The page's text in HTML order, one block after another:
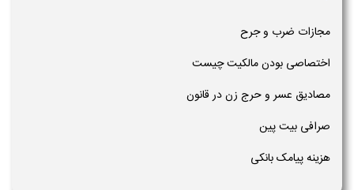
مجازات ضرب و جرح
اختصاصی بودن مالکیت چیست
مصادیق عسر و حرج زن در قانون
صرافی بیت پین
هزینه پیامک بانکی